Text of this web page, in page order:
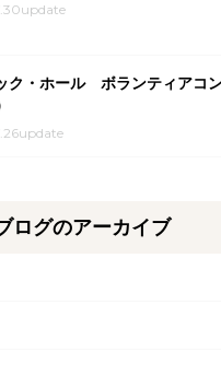
ク・ホール ボランティアコ
ログのアーカイブ